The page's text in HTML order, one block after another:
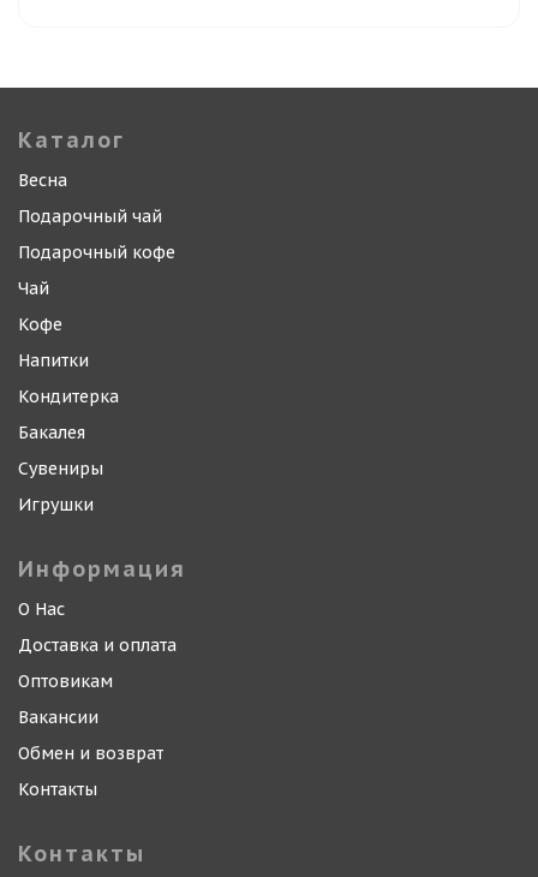
Каталог
Весна
Подарочный чай
Подарочный кофе
Чай
Кофе
Напитки
Кондитерка
Бакалея
Сувениры
Игрушки
Информация
О Нас
Доставка и оплата
Оптовикам
Вакансии
Обмен и возврат
Контакты
Контакты